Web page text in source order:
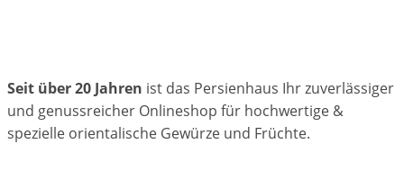
Seit über 20 Jahren ist das Persienhaus Ihr zuverlässiger
und genussreicher Onlineshop für hochwertige &
spezielle orientalische Gewürze und Früchte.